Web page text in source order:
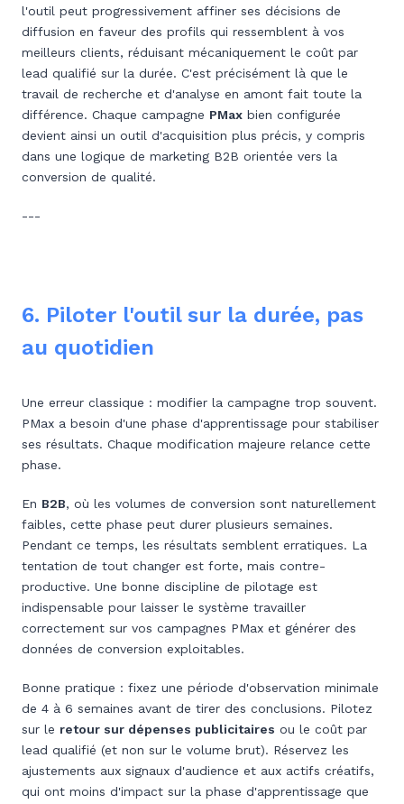
l'outil peut progressivement affiner ses décisions de
diffusion en faveur des profils qui ressemblent à vos
meilleurs clients, réduisant mécaniquement le coût par
lead qualifié sur la durée. C'est précisément là que le
travail de recherche et d'analyse en amont fait toute la
différence. Chaque campagne PMax bien configurée
devient ainsi un outil d'acquisition plus précis, y compris
dans une logique de marketing B2B orientée vers la
conversion de qualité.
---
6. Piloter l'outil sur la durée, pas
au quotidien
Une erreur classique : modifier la campagne trop souvent.
PMax a besoin d'une phase d'apprentissage pour stabiliser
ses résultats. Chaque modification majeure relance cette
phase.
En B2B, où les volumes de conversion sont naturellement
faibles, cette phase peut durer plusieurs semaines.
Pendant ce temps, les résultats semblent erratiques. La
tentation de tout changer est forte, mais contre-
productive. Une bonne discipline de pilotage est
indispensable pour laisser le système travailler
correctement sur vos campagnes PMax et générer des
données de conversion exploitables.
Bonne pratique : fixez une période d'observation minimale
de 4 à 6 semaines avant de tirer des conclusions. Pilotez
sur le retour sur dépenses publicitaires ou le coût par
lead qualifié (et non sur le volume brut). Réservez les
ajustements aux signaux d'audience et aux actifs créatifs,
qui ont moins d'impact sur la phase d'apprentissage que